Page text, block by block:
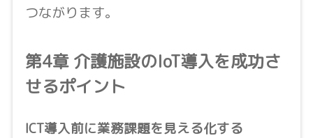
つながります。
第4章 介護施設のIoT導入を成功さ
せるポイント
ICT導入前に業務課題を見える化する